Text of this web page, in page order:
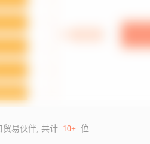
贸易伙伴, 共计 10+ 位